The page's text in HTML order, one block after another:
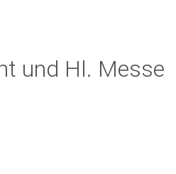
und Hl. Messe